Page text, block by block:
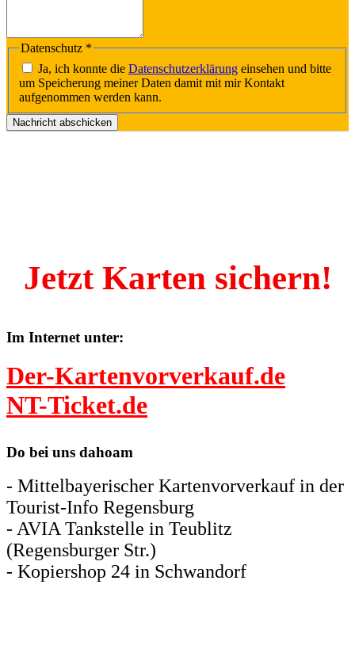
Datenschutz *
Ja, ich konnte die Datenschutzerklärung einsehen und bitte
um Speicherung meiner Daten damit mit mir Kontakt
aufgenommen werden kann.
Nachricht abschicken
Jetzt Karten sichern!
Im Internet unter:
Der-Kartenvorverkauf.de
NT-Ticket.de
Do bei uns dahoam
- Mittelbayerischer Kartenvorverkauf in der
Tourist-Info Regensburg
- AVIA Tankstelle in Teublitz
(Regensburger Str.)
- Kopiershop 24 in Schwandorf